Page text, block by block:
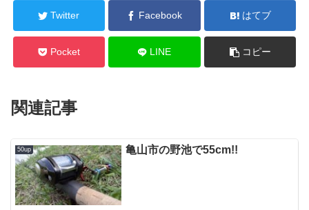
Twitter Facebook はてブ
Pocket LINE コピー
関連記事
50up 亀山市の野池で55cm!!